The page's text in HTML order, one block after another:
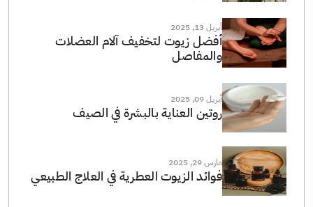
أبريل 13, 2025
أفضل زيوت لتخفيف آلام العضلات
والمفاصل
أبريل 09, 2025
روتين العناية بالبشرة في الصيف
مارس 29, 2025
فوائد الزيوت العطرية في العلاج الطبيعي